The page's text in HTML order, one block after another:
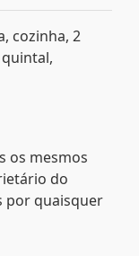
cozinha, 2
os mesmos
do
por quaisquer